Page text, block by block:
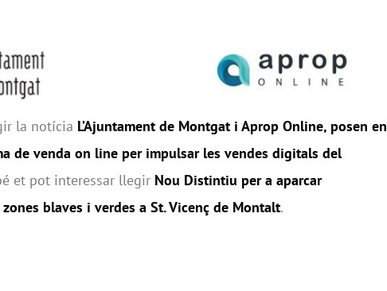
la notícia L’Ajuntament de Montgat i Aprop Online, posen en
de venda on line per impulsar les vendes digitals del
et pot interessar llegir Nou Distintiu per a aparcar
blaves i verdes a St. Vicenç de Montalt.